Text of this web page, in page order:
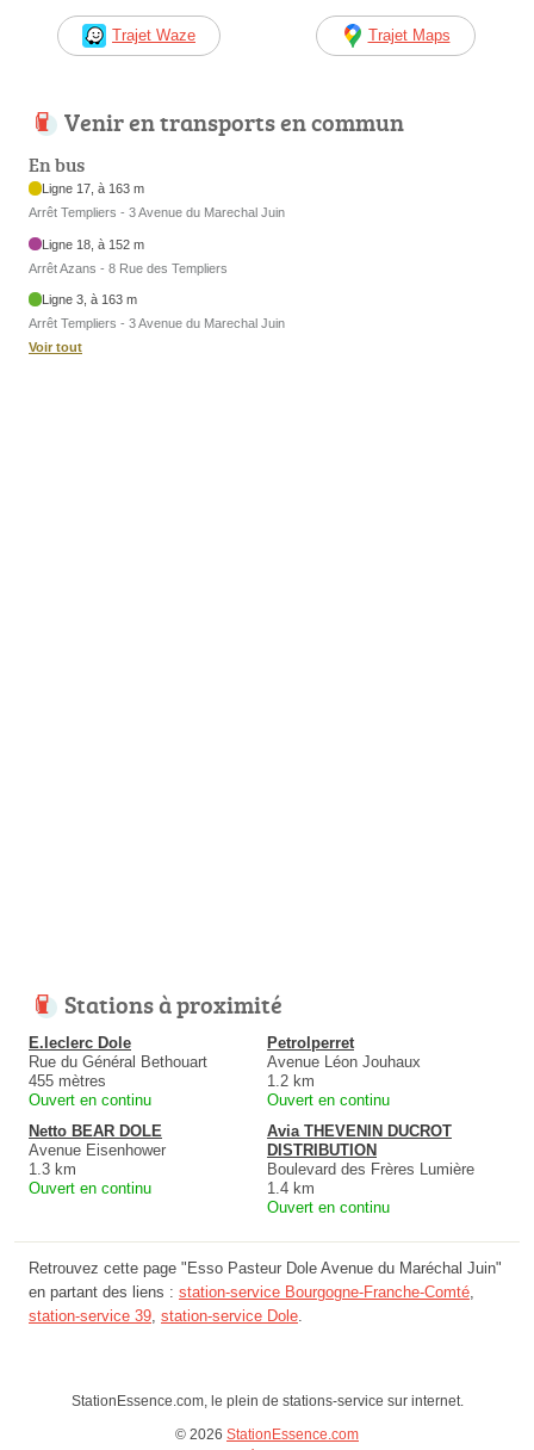
Trajet Waze Trajet Maps
Venir en transports en commun
En bus
Ligne 17, à 163 m
Arrêt Templiers - 3 Avenue du Marechal Juin
Ligne 18, à 152 m
Arrêt Azans - 8 Rue des Templiers
Ligne 3, à 163 m
Arrêt Templiers - 3 Avenue du Marechal Juin
Voir tout
Stations à proximité
E.leclerc Dole
Rue du Général Bethouart
455 mètres
Ouvert en continu
Petrolperret
Avenue Léon Jouhaux
1.2 km
Ouvert en continu
Netto BEAR DOLE
Avenue Eisenhower
1.3 km
Ouvert en continu
Avia THEVENIN DUCROT
DISTRIBUTION
Boulevard des Frères Lumière
1.4 km
Ouvert en continu
Retrouvez cette page "Esso Pasteur Dole Avenue du Maréchal Juin"
en partant des liens : station-service Bourgogne-Franche-Comté,
station-service 39, station-service Dole.
StationEssence.com, le plein de stations-service sur internet.
© 2026 StationEssence.com